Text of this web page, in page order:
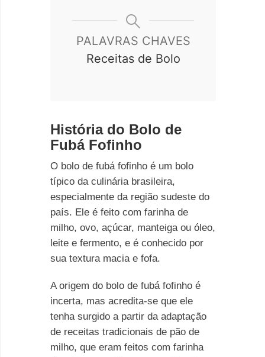
PALAVRAS CHAVES
Receitas de Bolo
História do Bolo de
Fubá Fofinho
O bolo de fubá fofinho é um bolo
típico da culinária brasileira,
especialmente da região sudeste do
país. Ele é feito com farinha de
milho, ovo, açúcar, manteiga ou óleo,
leite e fermento, e é conhecido por
sua textura macia e fofa.
A origem do bolo de fubá fofinho é
incerta, mas acredita-se que ele
tenha surgido a partir da adaptação
de receitas tradicionais de pão de
milho, que eram feitos com farinha